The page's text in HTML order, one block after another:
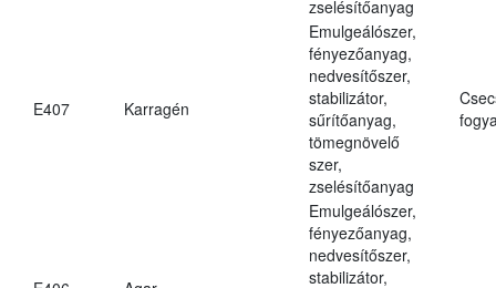
zselésítőanyag
E407 Karragén
Emulgeálószer,
fényezőanyag,
nedvesítőszer,
stabilizátor,
sűrítőanyag,
tömegnövelő
szer,
zselésítőanyag
Emulgeálószer,
fényezőanyag,
nedvesítőszer,
stabilizátor,